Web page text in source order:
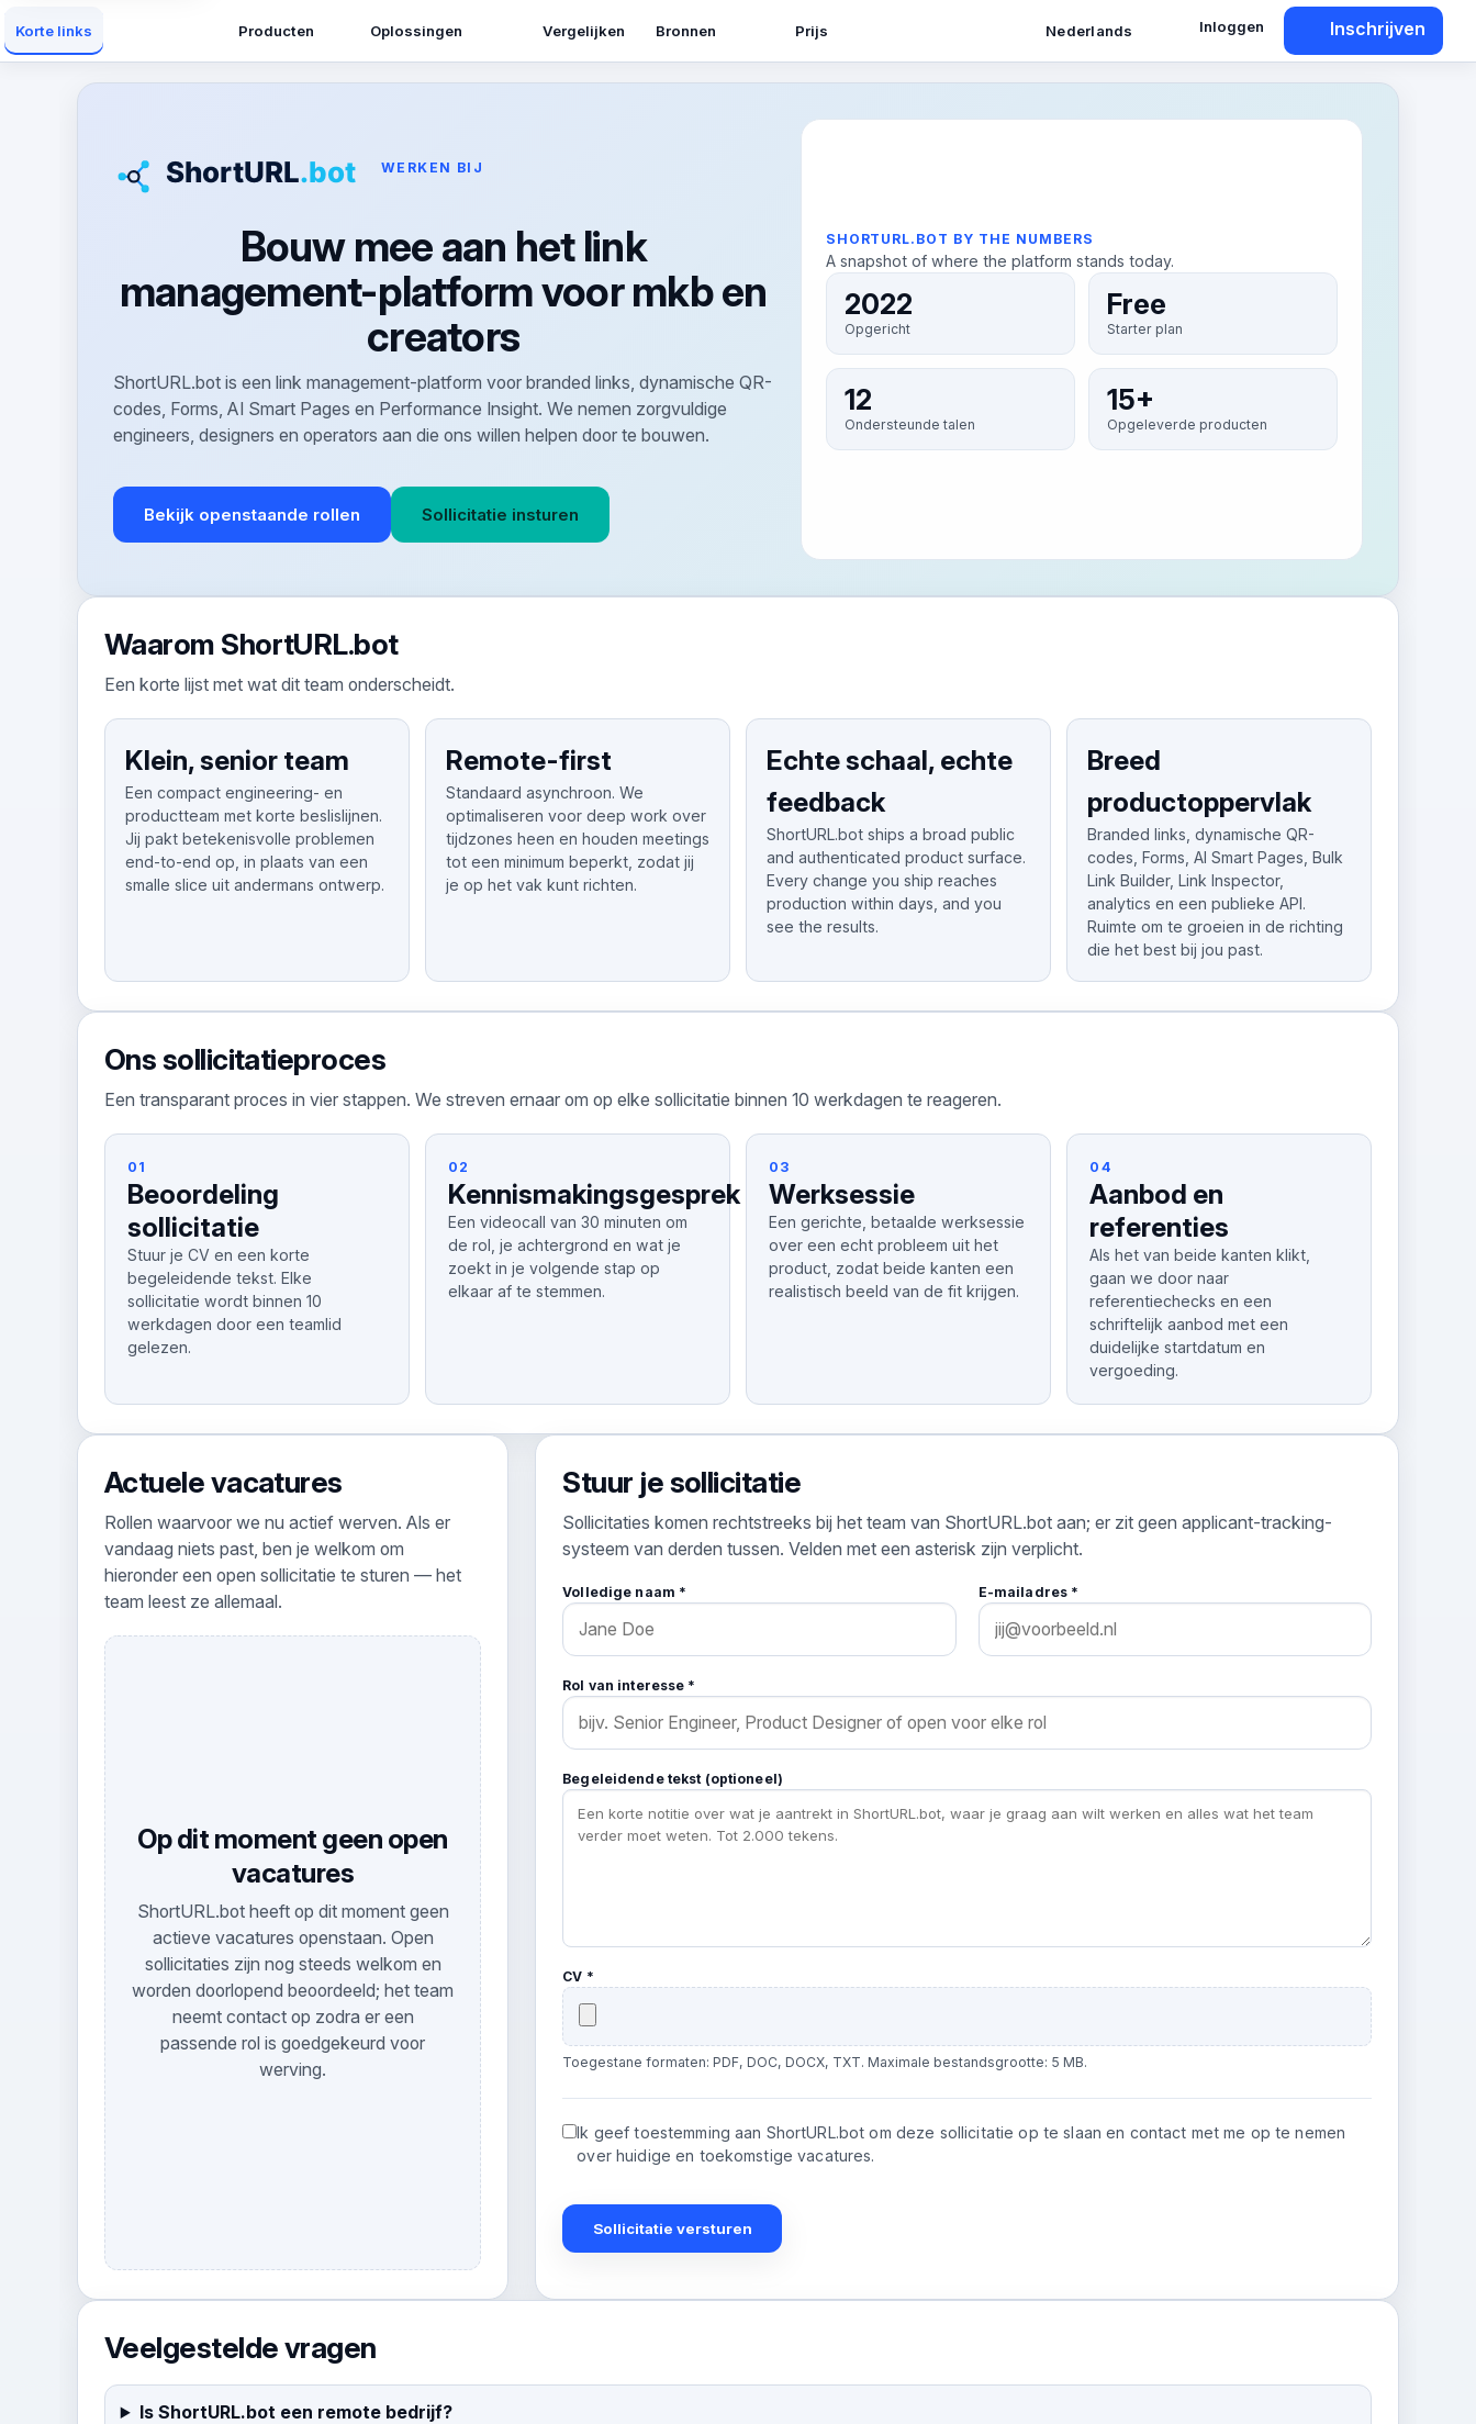
Korte links Producten Oplossingen Vergelijken Bronnen Prijs Nederlands Inloggen Inschrijven
WERKEN BIJ
Bouw mee aan het link
management-platform voor mkb en
creators
ShortURL.bot is een link management-platform voor branded links, dynamische QR-
codes, Forms, AI Smart Pages en Performance Insight. We nemen zorgvuldige
engineers, designers en operators aan die ons willen helpen door te bouwen.
Bekijk openstaande rollen Sollicitatie insturen
SHORTURL.BOT BY THE NUMBERS
A snapshot of where the platform stands today.
2022
Opgericht
Free
Starter plan
12
Ondersteunde talen
15+
Opgeleverde producten
Waarom ShortURL.bot
Een korte lijst met wat dit team onderscheidt.
Klein, senior team
Een compact engineering- en
productteam met korte beslislijnen.
Jij pakt betekenisvolle problemen
end-to-end op, in plaats van een
smalle slice uit andermans ontwerp.
Remote-first
Standaard asynchroon. We
optimaliseren voor deep work over
tijdzones heen en houden meetings
tot een minimum beperkt, zodat jij
je op het vak kunt richten.
Echte schaal, echte
feedback
ShortURL.bot ships a broad public
and authenticated product surface.
Every change you ship reaches
production within days, and you
see the results.
Breed
productoppervlak
Branded links, dynamische QR-
codes, Forms, AI Smart Pages, Bulk
Link Builder, Link Inspector,
analytics en een publieke API.
Ruimte om te groeien in de richting
die het best bij jou past.
Ons sollicitatieproces
Een transparant proces in vier stappen. We streven ernaar om op elke sollicitatie binnen 10 werkdagen te reageren.
01
Beoordeling
sollicitatie
Stuur je CV en een korte
begeleidende tekst. Elke
sollicitatie wordt binnen 10
werkdagen door een teamlid
gelezen.
02
Kennismakingsgesprek
Een videocall van 30 minuten om
de rol, je achtergrond en wat je
zoekt in je volgende stap op
elkaar af te stemmen.
03
Werksessie
Een gerichte, betaalde werksessie
over een echt probleem uit het
product, zodat beide kanten een
realistisch beeld van de fit krijgen.
04
Aanbod en
referenties
Als het van beide kanten klikt,
gaan we door naar
referentiechecks en een
schriftelijk aanbod met een
duidelijke startdatum en
vergoeding.
Actuele vacatures
Rollen waarvoor we nu actief werven. Als er
vandaag niets past, ben je welkom om
hieronder een open sollicitatie te sturen — het
team leest ze allemaal.
Op dit moment geen open
vacatures
ShortURL.bot heeft op dit moment geen
actieve vacatures openstaan. Open
sollicitaties zijn nog steeds welkom en
worden doorlopend beoordeeld; het team
neemt contact op zodra er een
passende rol is goedgekeurd voor
werving.
Stuur je sollicitatie
Sollicitaties komen rechtstreeks bij het team van ShortURL.bot aan; er zit geen applicant-tracking-
systeem van derden tussen. Velden met een asterisk zijn verplicht.
Volledige naam * E-mailadres *
Rol van interesse *
Begeleidende tekst (optioneel)
CV *
Toegestane formaten: PDF, DOC, DOCX, TXT. Maximale bestandsgrootte: 5 MB.
Ik geef toestemming aan ShortURL.bot om deze sollicitatie op te slaan en contact met me op te nemen
over huidige en toekomstige vacatures.
Sollicitatie versturen
Veelgestelde vragen
Is ShortURL.bot een remote bedrijf?